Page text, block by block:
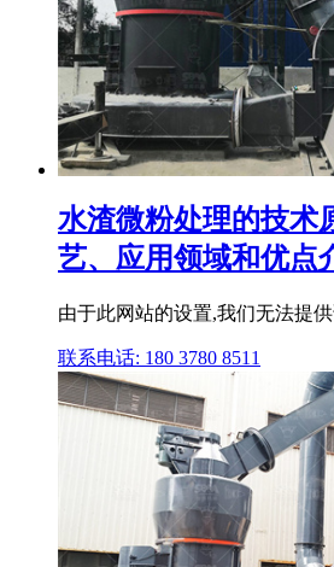
水渣微粉处理的技术
艺、应用领域和优点
由于此网站的设置,我们无法提
联系电话: 180 3780 8511